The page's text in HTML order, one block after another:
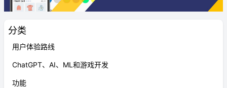
分类
用户体验路线
ChatGPT、AI、ML和游戏开发
功能